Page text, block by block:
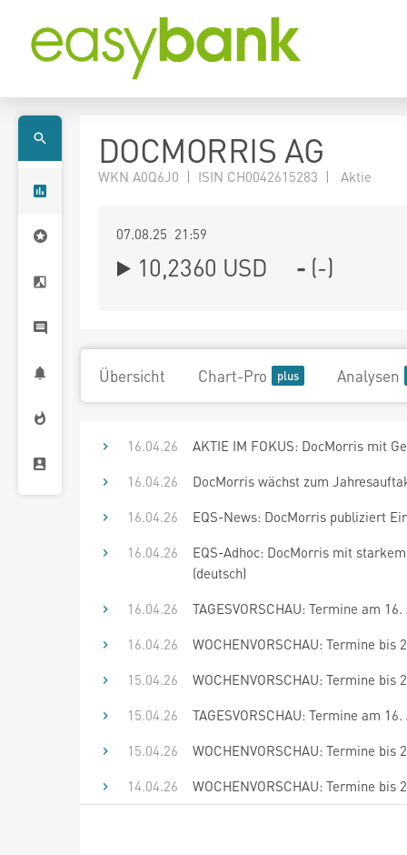
DOCMORRIS AG
WKN A0Q6J0 | ISIN CH0042615283 | Aktie
07.08.25 21:59
10,2360 USD - (-)
Übersicht Chart-Pro Analysen
16.04.26
AKTIE IM FOKUS: DocMorris mit
16.04.26
DocMorris wächst zum
16.04.26
EQS-News: DocMorris publiziert
16.04.26
EQS-Adhoc: DocMorris mit
(deutsch)
16.04.26
TAGESVORSCHAU: Termine am
16.04.26
WOCHENVORSCHAU: Termine bis
15.04.26
WOCHENVORSCHAU: Termine bis
15.04.26
TAGESVORSCHAU: Termine am
15.04.26
WOCHENVORSCHAU: Termine bis
14.04.26
WOCHENVORSCHAU: Termine bis